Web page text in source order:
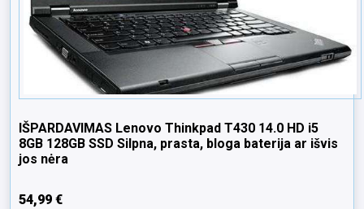
IŠPARDAVIMAS Lenovo Thinkpad T430 14.0 HD i5
8GB 128GB SSD Silpna, prasta, bloga baterija ar išvis
jos nėra
54,99€